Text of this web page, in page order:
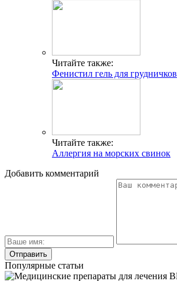
Читайте также:
Фенистил гель для грудничков
Читайте также:
Аллергия на морских свинок
Добавить комментарий
Популярные статьи